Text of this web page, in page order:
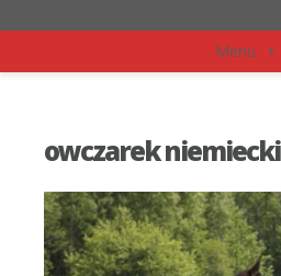
Menu +
owczarek niemiecki